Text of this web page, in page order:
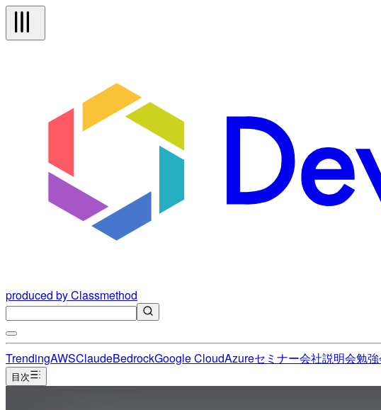
produced by Classmethod
TrendingAWSClaudeBedrockGoogle CloudAzureセミナー会社説明会勉
目次